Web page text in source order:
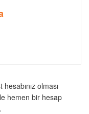
olması
hemen bir hesap